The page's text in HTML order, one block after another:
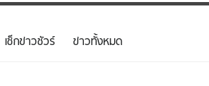
บันเทิงครบรส
เช็กข่าวชัวร์ ข่าวทั้งหมด